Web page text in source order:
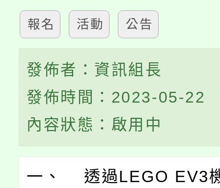
報名 活動 公告
發佈者：資訊組長
發佈時間：2023-05-22
內容狀態：啟用中
一、 透過LEGO EV3